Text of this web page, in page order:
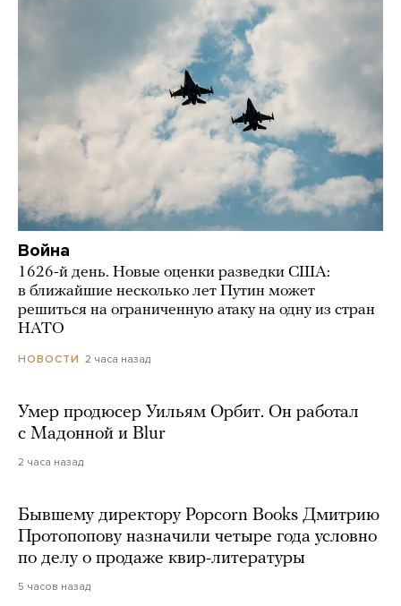
Война
1626-й день. Новые оценки разведки США:
в ближайшие несколько лет Путин может
решиться на ограниченную атаку на одну из стран
НАТО
НОВОСТИ 2 часа назад
Умер продюсер Уильям Орбит. Он работал
с Мадонной и Blur
2 часа назад
Бывшему директору Popcorn Books Дмитрию
Протопопову назначили четыре года условно
по делу о продаже квир-литературы
5 часов назад